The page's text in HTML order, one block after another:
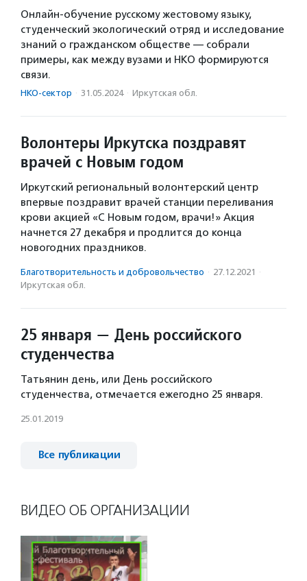
Онлайн-обучение русскому жестовому языку,
студенческий экологический отряд и исследование
знаний о гражданском обществе — собрали
примеры, как между вузами и НКО формируются
связи.
НКО-сектор · 31.05.2024 · Иркутская обл.
Волонтеры Иркутска поздравят
врачей с Новым годом
Иркутский региональный волонтерский центр
впервые поздравит врачей станции переливания
крови акцией «С Новым годом, врачи!» Акция
начнется 27 декабря и продлится до конца
новогодних праздников.
Благотвори­тель­ность и доброволь­чест­во · 27.12.2021 ·
Иркутская обл.
25 января — День российского
студенчества
Татьянин день, или День российского
студенчества, отмечается ежегодно 25 января.
25.01.2019
Все публикации
ВИДЕО ОБ ОРГАНИЗАЦИИ